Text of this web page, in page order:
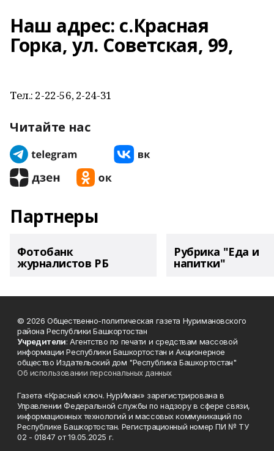
Наш адрес: с.Красная
Горка, ул. Советская, 99,
Тел.: 2-22-56, 2-24-31
Читайте нас
Партнеры
Фотобанк
журналистов РБ
Рубрика "Еда и
напитки"
© 2026 Общественно-политическая газета Нуримановского
района Республики Башкортостан
Учредители: Агентство по печати и средствам массовой
информации Республики Башкортостан и Акционерное
общество Издательский дом "Республика Башкортостан"
Об использовании персональных данных
Газета «Красный ключ. НурИман» зарегистрирована в
Управлении Федеральной службы по надзору в сфере связи,
информационных технологий и массовых коммуникаций по
Республике Башкортостан. Регистрационный номер ПИ № ТУ
02 - 01847 от 19.05.2025 г.